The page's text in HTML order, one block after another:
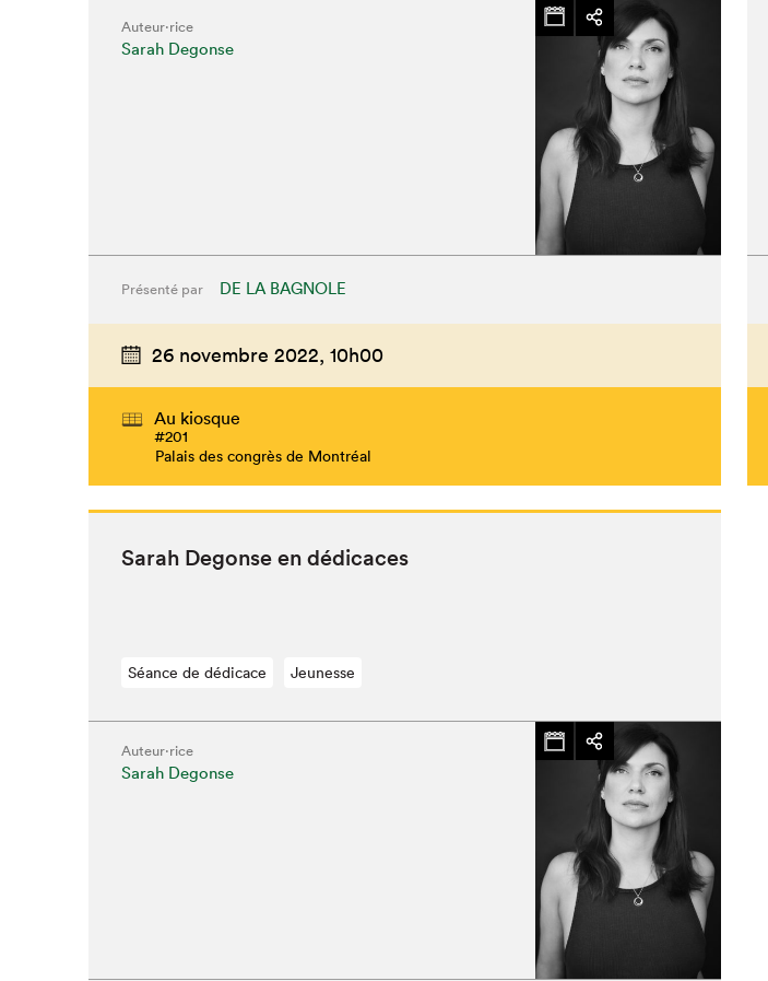
Auteur·rice
Sarah Degonse
Présenté par DE LA BAGNOLE
26 novembre 2022, 10h00
Au kiosque
#201
Palais des congrès de Montréal
Sarah Degonse en dédicaces
Séance de dédicace Jeunesse
Auteur·rice
Sarah Degonse